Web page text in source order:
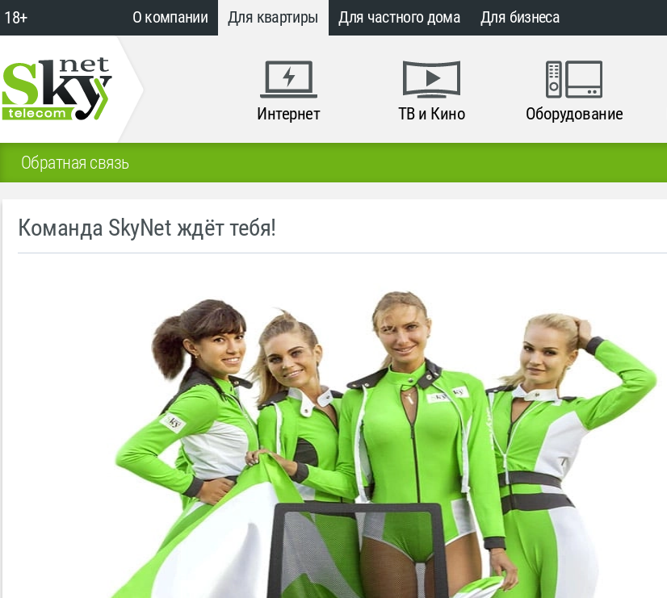
18+ О компании Для квартиры Для частного дома Для бизнеса
Интернет ТВ и Кино Оборудование
Обратная связь
Команда SkyNet ждёт тебя!